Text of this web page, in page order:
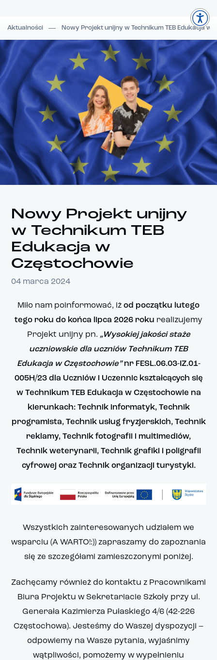
Aktualności Nowy Projekt unijny w Technikum TEB Edukacja w
Nowy Projekt unijny
w Technikum TEB
Edukacja w
Częstochowie
04 marca 2024
Miło nam poinformować, iż od początku lutego
tego roku do końca lipca 2026 roku realizujemy
Projekt unijny pn. „Wysokiej jakości staże
uczniowskie dla uczniów Technikum TEB
Edukacja w Częstochowie”nr FESL.06.03-IZ.01-
005H/23 dla Uczniów i Uczennic kształcących się
w Technikum TEB Edukacja w Częstochowie na
kierunkach: Technik informatyk, Technik
programista, Technik usług fryzjerskich, Technik
reklamy, Technik fotografii i multimediów,
Technik weterynarii, Technik grafiki i poligrafii
cyfrowej oraz Technik organizacji turystyki.
Wszystkich zainteresowanych udziałem we
wsparciu (A WARTO!:)) zapraszamy do zapoznania
się ze szczegółami zamieszczonymi poniżej.
Zachęcamy również do kontaktu z Pracownikami
Biura Projektu w Sekretariacie Szkoły przy ul.
Generała Kazimierza Pułaskiego 4/6 (42-226
Częstochowa). Jesteśmy do Waszej dyspozycji –
odpowiemy na Wasze pytania, wyjaśnimy
wątpliwości, pomożemy w wypełnieniu